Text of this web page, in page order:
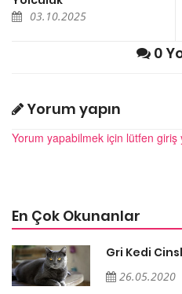
03.10.2025
0
Yorum yapın
Yorum yapabilmek için lütfen giriş
En Çok Okunanlar
Gri Kedi
26.05.2020